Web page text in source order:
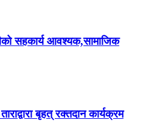
सहकार्य आवश्यक,सामाजिक
बृहत् रक्तदान कार्यक्रम